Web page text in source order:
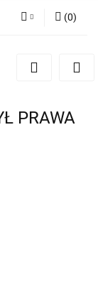
się
(0)
PRAWA